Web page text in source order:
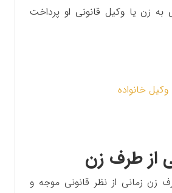
به زن یا وکیل قانونی او پرداخت
وکیل خانواده
از طرف زن
زن زمانی از نظر قانونی موجه و